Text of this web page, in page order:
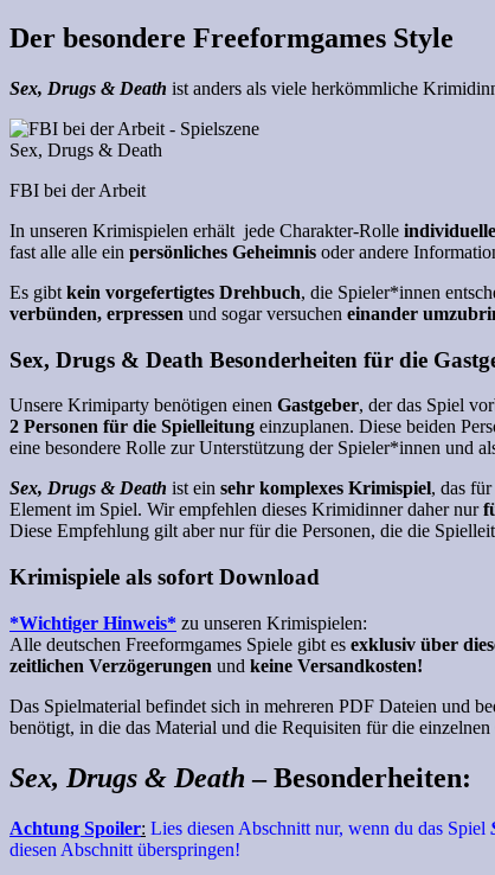
Der besondere Freeformgames Style
Sex, Drugs & Death ist anders als viele herkömmliche
FBI bei der Arbeit
In unseren Krimispielen erhält jede Charakter-Rolle
fast alle alle ein persönliches Geheimnis oder andere
Es gibt kein vorgefertigtes Drehbuch, die Spieler*innen
verbünden, erpressen und sogar versuchen einander
Sex, Drugs & Death Besonderheiten für die
Unsere Krimiparty benötigen einen Gastgeber, der das Spiel
2 Personen für die Spielleitung einzuplanen. Diese beiden
eine besondere Rolle zur Unterstützung der Spieler*innen und
Sex, Drugs & Death ist ein sehr komplexes Krimispiel, das
Element im Spiel. Wir empfehlen dieses Krimidinner daher nur
Diese Empfehlung gilt aber nur für die Personen, die die
Krimispiele als sofort Download
*Wichtiger Hinweis* zu unseren Krimispielen:
Alle deutschen Freeformgames Spiele gibt es exklusiv über
zeitlichen Verzögerungen und keine Versandkosten!
Das Spielmaterial befindet sich in mehreren PDF Dateien und
benötigt, in die das Material und die Requisiten für die
Sex, Drugs & Death– Besonderheiten:
Achtung Spoiler: Lies diesen Abschnitt nur, wenn du das Spiel
diesen Abschnitt überspringen!